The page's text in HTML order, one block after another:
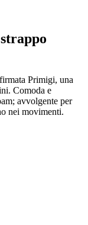
Primigi, una
Comoda e
avvolgente per
nei movimenti.